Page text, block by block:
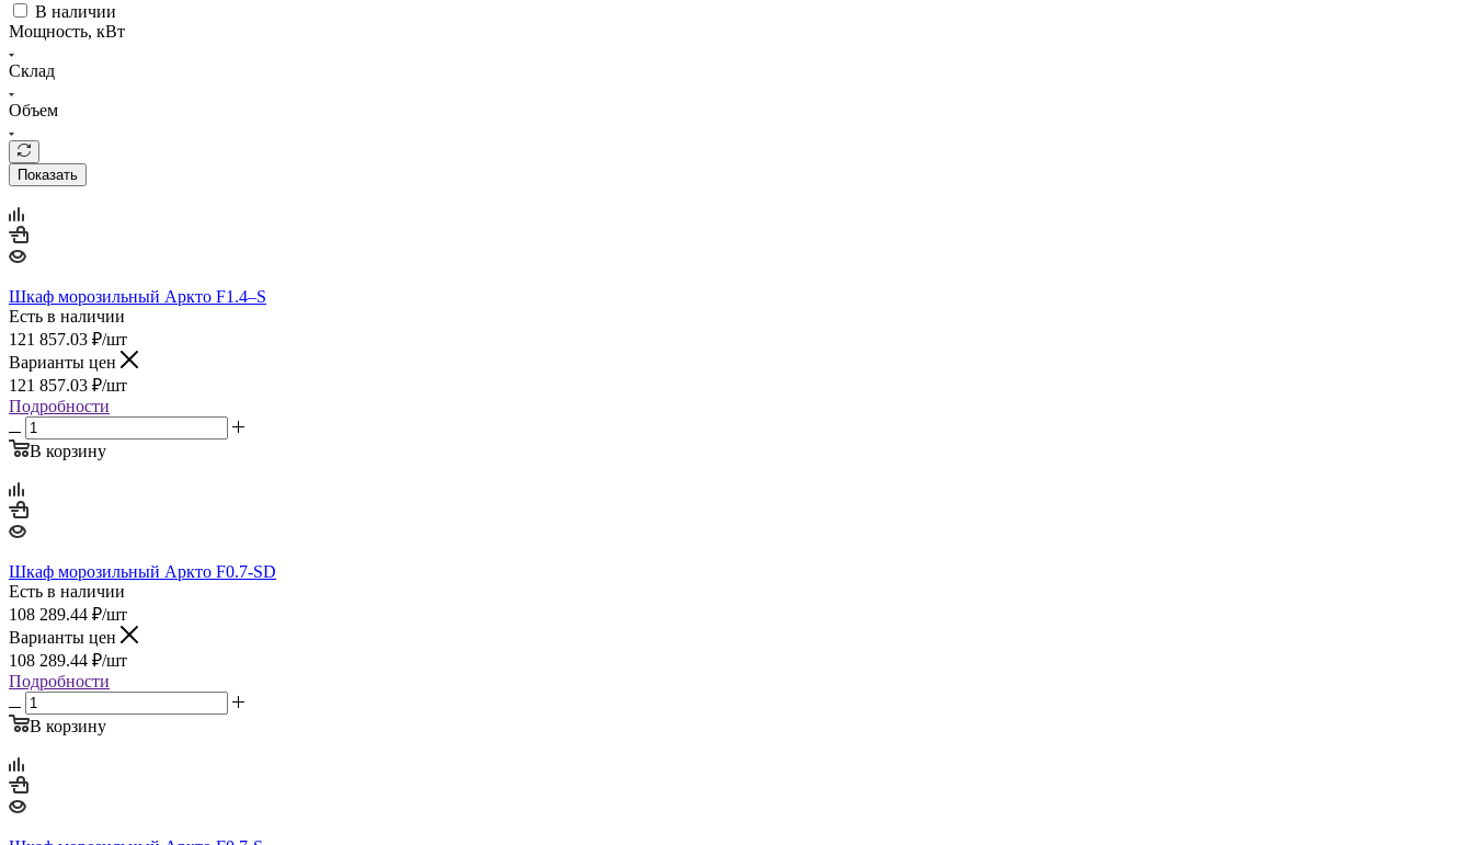
В наличии
Мощность, кВт
Склад
Объем
Показать
Шкаф морозильный Аркто F1.4–S
Есть в наличии
121 857.03 ₽/шт
Варианты цен
121 857.03 ₽/шт
Подробности
В корзину
Шкаф морозильный Аркто F0.7-SD
Есть в наличии
108 289.44 ₽/шт
Варианты цен
108 289.44 ₽/шт
Подробности
В корзину